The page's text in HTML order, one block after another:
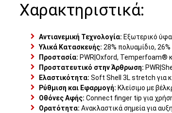
Χαρακτηριστικά:
Αντιανεμική Τεχνολογία: Εξωτερικό
Υλικά Κατασκευής: 28% πολυαμίδιο,
Προστασία: PWR|Oxford, Temperfoam®
Προστατευτικό στην Άρθρωση:
Ελαστικότητα: Soft Shell 3L stretch για
Ρύθμιση και Εφαρμογή: Κλείσιμο με
Οθόνες Αφής: Connect finger tip για
Ορατότητα: Ανακλαστικά σημεία για